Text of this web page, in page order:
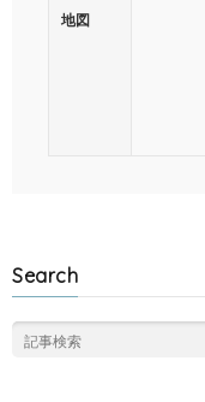
地図
Search